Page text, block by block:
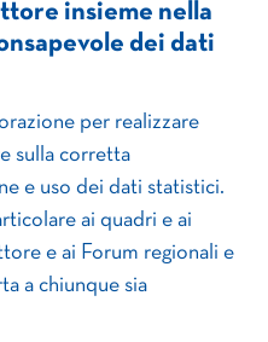
insieme nella
dei dati
per realizzare
sulla corretta
e uso dei dati statistici.
ai quadri e ai
e ai Forum regionali e
a chiunque sia